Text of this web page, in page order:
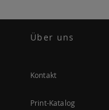
Über uns
Kontakt
Print-Katalog